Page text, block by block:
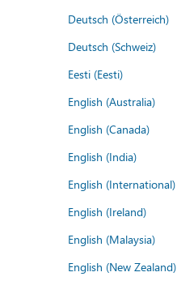
Deutsch (Österreich)
Deutsch (Schweiz)
Eesti (Eesti)
English (Australia)
English (Canada)
English (India)
English (International)
English (Ireland)
English (Malaysia)
English (New Zealand)